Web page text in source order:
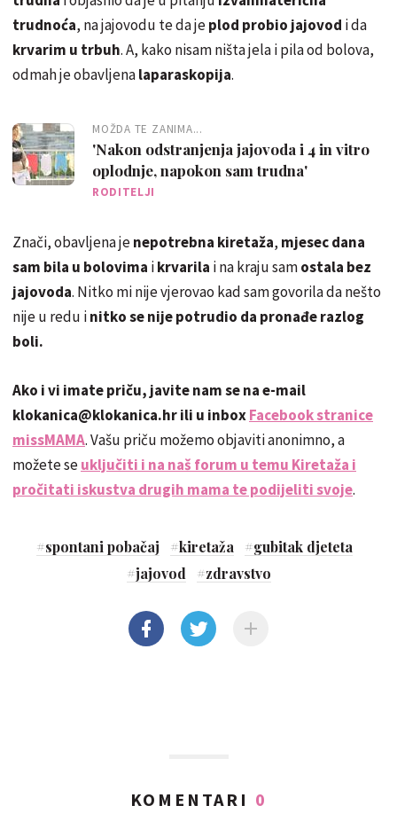
trudnoća, na jajovodu te da jeplod probio jajovod i da
krvarim u trbuh. A, kako nisam ništa jela i pila od bolova,
odmah je obavljenalaparaskopija.
MOŽDA TE ZANIMA...
'Nakon odstranjenja jajovoda i 4 in vitro
oplodnje, napokon sam trudna'
RODITELJI
Znači, obavljena jenepotrebna kiretaža, mjesec dana
sam bila u bolovima ikrvarila i na kraju samostala bez
jajovoda. Nitko mi nije vjerovao kad sam govorila da nešto
nije u redu initko se nije potrudio da pronađe razlog
boli.
Ako i vi imate priču, javite nam se na e-mail
klokanica@klokanica.hr ili u inboxFacebook stranice
missMAMA. Vašu priču možemo objaviti anonimno, a
možete seuključiti i na naš forum u temu Kiretaža i
pročitati iskustva drugih mama te podijeliti svoje.
#spontani pobačaj #kiretaža #gubitak djeteta
#jajovod #zdravstvo
KOMENTARI 0